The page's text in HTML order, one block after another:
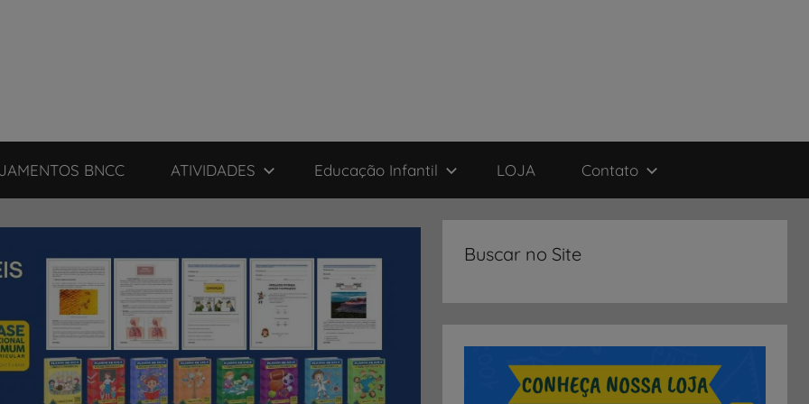
BNCC ATIVIDADES Educação Infantil LOJA Contato
Buscar no Site